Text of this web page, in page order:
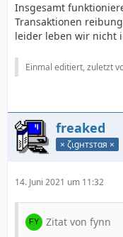
Insgesamt
Transaktionen
leider leben wir nicht
Einmal editiert, zuletzt
freaked
× ζιgнтѕтαя ×
14. Juni 2021 um 11:32
Zitat von fynn